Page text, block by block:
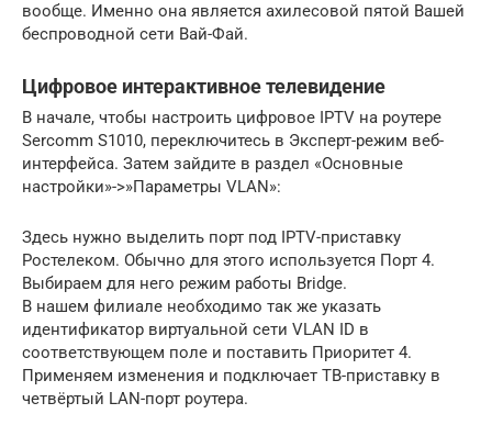
вообще. Именно она является ахилесовой пятой Вашей
беспроводной сети Вай-Фай.
Цифровое интерактивное телевидение
В начале, чтобы настроить цифровое IPTV на роутере
Sercomm S1010, переключитесь в Эксперт-режим веб-
интерфейса. Затем зайдите в раздел «Основные
настройки»->»Параметры VLAN»:
Здесь нужно выделить порт под IPTV-приставку
Ростелеком. Обычно для этого используется Порт 4.
Выбираем для него режим работы Bridge.
В нашем филиале необходимо так же указать
идентификатор виртуальной сети VLAN ID в
соответствующем поле и поставить Приоритет 4.
Применяем изменения и подключает ТВ-приставку в
четвёртый LAN-порт роутера.